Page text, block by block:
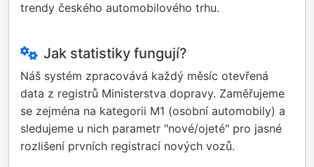
trendy českého automobilového trhu.
Jak statistiky fungují?
Náš systém zpracovává každý měsíc otevřená
data z registrů Ministerstva dopravy. Zaměřujeme
se zejména na kategorii M1 (osobní automobily) a
sledujeme u nich parametr "nové/ojeté" pro jasné
rozlišení prvních registrací nových vozů.